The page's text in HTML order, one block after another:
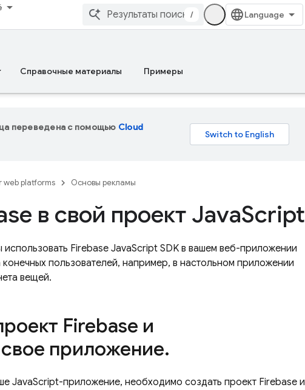
/
Справочные материалы Примеры
переведена с помощью Cloud
web platforms Основы рекламы
в свой проект JavaScript
использовать Firebase JavaScript SDK в вашем веб-приложении
конечных пользователей, например, в настольном приложении
вещей.
Firebase и
приложение.
JavaScript-приложение, необходимо создать проект Firebase и